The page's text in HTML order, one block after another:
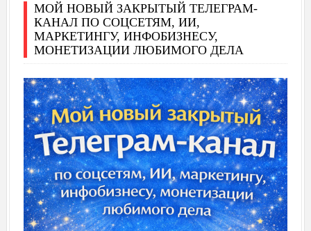
МОЙ НОВЫЙ ЗАКРЫТЫЙ ТЕЛЕГРАМ-
КАНАЛ ПО СОЦСЕТЯМ, ИИ,
МАРКЕТИНГУ, ИНФОБИЗНЕСУ,
МОНЕТИЗАЦИИ ЛЮБИМОГО ДЕЛА